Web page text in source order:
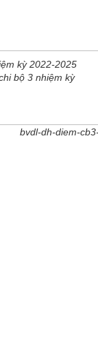
kỳ 2022-2025
bộ 3 nhiệm kỳ